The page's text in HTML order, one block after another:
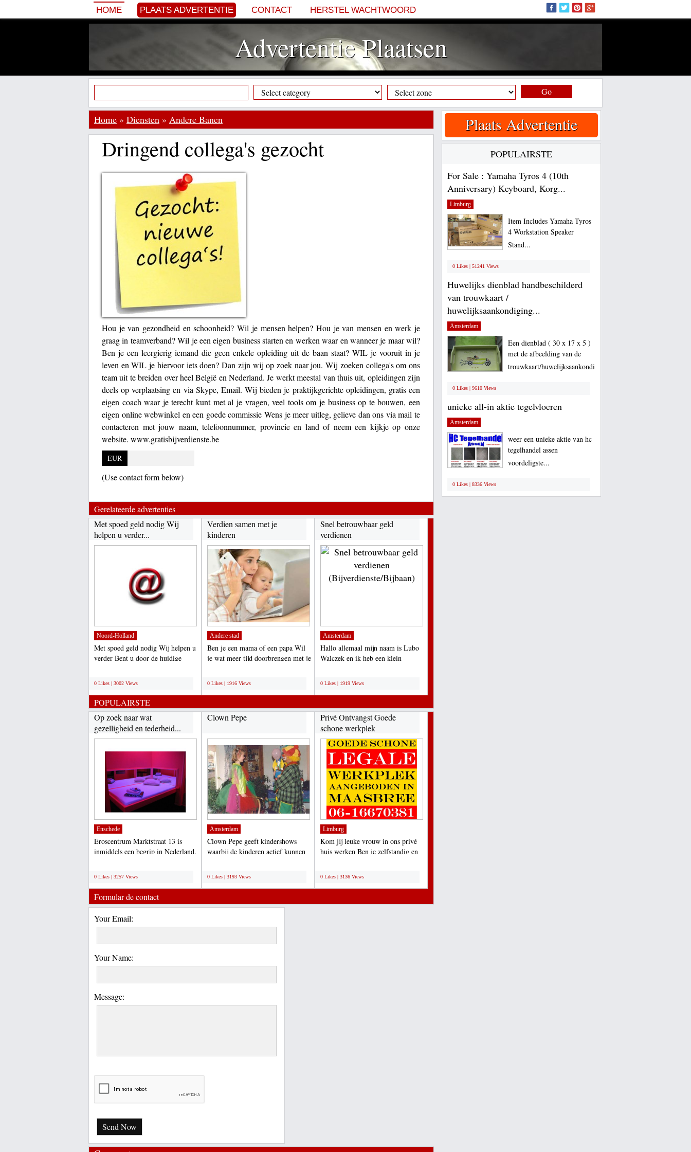
HOME PLAATS ADVERTENTIE CONTACT HERSTEL WACHTWOORD
Advertentie Plaatsen
Go
Home » Diensten » Andere Banen
Dringend collega's gezocht
Hou je van gezondheid en schoonheid? Wil je mensen helpen? Hou je van mensen en werk je
graag in teamverband? Wil je een eigen business starten en werken waar en wanneer je maar wil?
Ben je een leergierig iemand die geen enkele opleiding uit de baan staat? WIL je vooruit in je
leven en WIL je hiervoor iets doen? Dan zijn wij op zoek naar jou. Wij zoeken collega's om ons
team uit te breiden over heel België en Nederland. Je werkt meestal van thuis uit, opleidingen zijn
deels op verplaatsing en via Skype, Email. Wij bieden je praktijkgerichte opleidingen, gratis een
eigen coach waar je terecht kunt met al je vragen, veel tools om je business op te bouwen, een
eigen online webwinkel en een goede commissie Wens je meer uitleg, gelieve dan ons via mail te
contacteren met jouw naam, telefoonnummer, provincie en land of neem een kijkje op onze
website. www.gratisbijverdienste.be
EUR
(Use contact form below)
Gerelateerde advertenties
Met spoed geld nodig Wij
helpen u verder...
Noord-Holland
Met spoed geld nodig Wij helpen u
verder Bent u door de huidige
0 Likes | 3002 Views
Verdien samen met je
kinderen
Andere stad
Ben je een mama of een papa Wil
je wat meer tijd doorbrengen met je
0 Likes | 1916 Views
Snel betrouwbaar geld
verdienen
(Bijverdienste/Bijbaan)...
Amsterdam
Hallo allemaal mijn naam is Lubo
Walczek en ik heb een klein
0 Likes | 1919 Views
POPULAIRSTE
Op zoek naar wat
gezelligheid en tederheid...
Enschede
Eroscentrum Marktstraat 13 is
inmiddels een begrip in Nederland.
0 Likes | 3257 Views
Clown Pepe
Amsterdam
Clown Pepe geeft kindershows
waarbij de kinderen actief kunnen
0 Likes | 3193 Views
Privé Ontvangst Goede
schone werkplek
aangeboden...
Limburg
Kom jij leuke vrouw in ons privé
huis werken Ben je zelfstandig en
0 Likes | 3136 Views
Formular de contact
Your Email:
Your Name:
Message:
Send Now
Plaats Advertentie
POPULAIRSTE
For Sale : Yamaha Tyros 4 (10th
Anniversary) Keyboard, Korg...
Limburg
Item Includes Yamaha Tyros
4 Workstation Speaker
Stand...
0 Likes | 51241 Views
Huwelijks dienblad handbeschilderd
van trouwkaart /
huwelijksaankondiging...
Amsterdam
Een dienblad ( 30 x 17 x 5 )
met de afbeelding van de
trouwkaart/huwelijksaankondiging...
0 Likes | 9610 Views
unieke all-in aktie tegelvloeren
Amsterdam
weer een unieke aktie van hc
tegelhandel assen
voordeligste...
0 Likes | 8336 Views